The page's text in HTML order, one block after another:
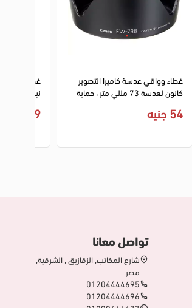
غطاء وواقي
HB.45
129 جنيه
غطاء وواقي عدسة كاميرا التصوير
كانون لعدسة 73 مللي متر ، حماية
EW.73B
54 جنيه
تواصل معانا
شارع المكاتب, الزقازيق , الشرقية,
مصر
01204444695
01204444696